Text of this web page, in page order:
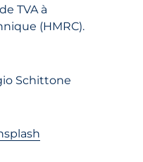
TVA à
(HMRC).
Schittone